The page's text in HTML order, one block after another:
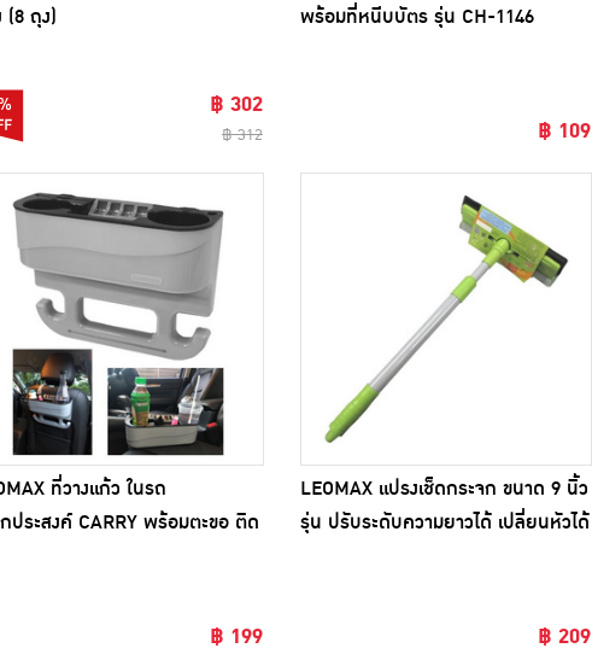
(8 ถุง)
฿ 302
฿ 312
พร้อมที่หนีบบัตร รุ่น CH-1146
฿ 109
ที่วางแก้ว ในรถ
ประสงค์ CARRY พร้อมตะขอ ติด
฿ 199
LEOMAX แปรงเช็ดกระจก ขนาด 9 นิ้ว
รุ่น ปรับระดับความยาวได้ เปลี่ยนหัวได้
฿ 209